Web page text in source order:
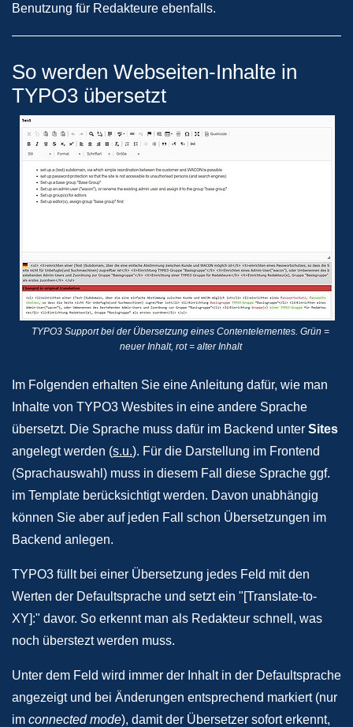
Benutzung für Redakteure ebenfalls.
So werden Webseiten-Inhalte in
TYPO3 übersetzt
TYPO3 Support bei der Übersetzung eines Contentelementes. Grün =
neuer Inhalt, rot = alter Inhalt
Im Folgenden erhalten Sie eine Anleitung dafür, wie man
Inhalte von TYPO3 Wesbites in eine andere Sprache
übersetzt. Die Sprache muss dafür im Backend unter Sites
angelegt werden (s.u.). Für die Darstellung im Frontend
(Sprachauswahl) muss in diesem Fall diese Sprache ggf.
im Template berücksichtigt werden. Davon unabhängig
können Sie aber auf jeden Fall schon Übersetzungen im
Backend anlegen.
TYPO3 füllt bei einer Übersetzung jedes Feld mit den
Werten der Defaultsprache und setzt ein "[Translate-to-
XY]:" davor. So erkennt man als Redakteur schnell, was
noch überstezt werden muss.
Unter dem Feld wird immer der Inhalt in der Defaultsprache
angezeigt und bei Änderungen entsprechend markiert (nur
im connected mode), damit der Übersetzer sofort erkennt,